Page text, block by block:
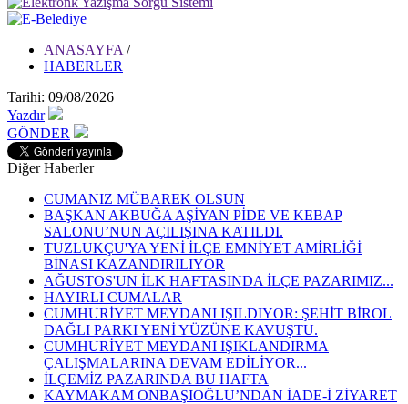
ANASAYFA /
HABERLER
Tarihi: 09/08/2026
Yazdır
GÖNDER
Diğer Haberler
CUMANIZ MÜBAREK OLSUN
BAŞKAN AKBUĞA AŞİYAN PİDE VE KEBAP
SALONU’NUN AÇILIŞINA KATILDI.
TUZLUKÇU'YA YENİ İLÇE EMNİYET AMİRLİĞİ
BİNASI KAZANDIRILIYOR
AĞUSTOS'UN İLK HAFTASINDA İLÇE PAZARIMIZ...
HAYIRLI CUMALAR
CUMHURİYET MEYDANI IŞILDIYOR: ŞEHİT BİROL
DAĞLI PARKI YENİ YÜZÜNE KAVUŞTU.
CUMHURİYET MEYDANI IŞIKLANDIRMA
ÇALIŞMALARINA DEVAM EDİLİYOR...
İLÇEMİZ PAZARINDA BU HAFTA
KAYMAKAM ONBAŞIOĞLU’NDAN İADE-İ ZİYARET